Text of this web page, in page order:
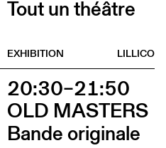
Tout un théâtre
LILLICO
EXHIBITION
20:30–21:50
OLD MASTERS
Bande originale